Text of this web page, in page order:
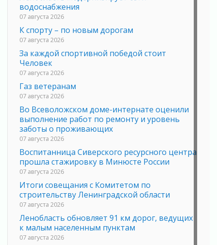
водоснабжения
07 августа 2026
К спорту – по новым дорогам
07 августа 2026
За каждой спортивной победой стоит
Человек
07 августа 2026
Газ ветеранам
07 августа 2026
Во Всеволожском доме-интернате оценили
выполнение работ по ремонту и уровень
заботы о проживающих
07 августа 2026
Воспитанница Сиверского ресурсного центра
прошла стажировку в Минюсте России
07 августа 2026
Итоги совещания с Комитетом по
строительству Ленинградской области
07 августа 2026
Ленобласть обновляет 91 км дорог, ведущих
к малым населенным пунктам
07 августа 2026